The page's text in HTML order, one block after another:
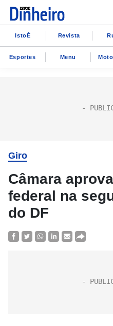
IstoÉ Revista
Esportes Menu
Giro
Câmara
federal na
do DF